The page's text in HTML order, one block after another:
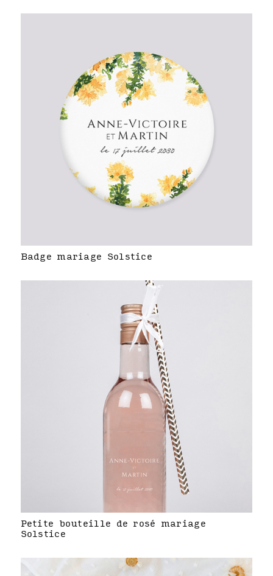
Badge mariage Solstice
Petite bouteille de rosé mariage
Solstice